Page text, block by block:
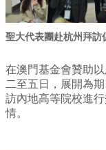
聖大代表團赴杭州拜訪
在澳門基金會贊助
二至五日，展開為
訪內地高等院校進
情。